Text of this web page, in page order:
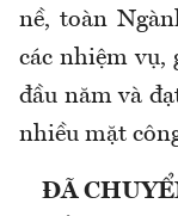
nề, toàn
các nhiệm vụ,
đầu năm và
nhiều mặt
ĐÃ